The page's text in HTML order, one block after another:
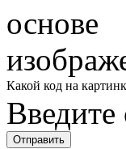
Какой код на
Введите